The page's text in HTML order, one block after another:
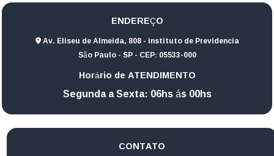
ENDEREÇO
Av. Eliseu de Almeida, 808 - instituto de Previdencia
São Paulo - SP - CEP: 05533-000
Horário de ATENDIMENTO
Segunda a Sexta: 06hs ás 00hs
CONTATO